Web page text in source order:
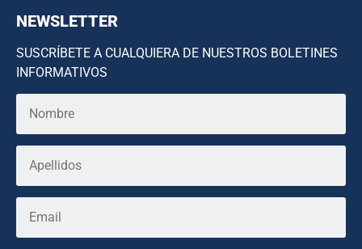
NEWSLETTER
SUSCRÍBETE A CUALQUIERA DE NUESTROS BOLETINES
INFORMATIVOS